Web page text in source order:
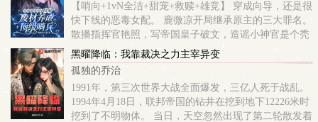
【哨向+1vN全洁+甜宠+救赎+雄竞】 穿成向导，还是很
快下线的恶毒女配。 鹿微凉开局继承原主的三大罪名。
散播指挥官艳照，写帝国皇子破文，造谣小神官是个秃
头和尚……凭一己之力惹怒众人，流放垃圾星。 原主恶
名在外，仇家...
黑曜降临：我靠裁决之力主宰异变
孤独的乔治
1991年，第三次世界大战全面爆发，三亿人死于战乱。
1994年4月18日，联邦帝国的钻井在挖到地下12226米时
挖到了不明物体。 当日，天空忽然出现了第二轮散发着